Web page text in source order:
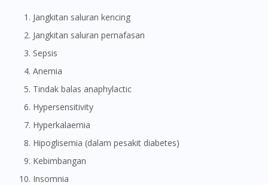
Jangkitan saluran kencing
Jangkitan saluran pernafasan
Sepsis
Anemia
Tindak balas anaphylactic
Hypersensitivity
Hyperkalaemia
Hipoglisemia (dalam pesakit diabetes)
Kebimbangan
Insomnia